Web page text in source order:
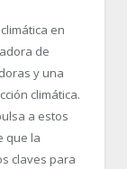
en
de
y una
climática.
a estos
que la
claves para